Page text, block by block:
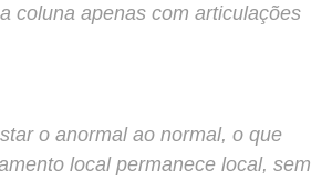
coluna apenas com articulações
o anormal ao normal, o que
local permanece local, sem